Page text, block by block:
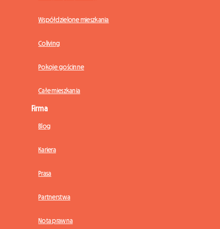
Współdzielone mieszkania
Coliving
Pokoje gościnne
Całe mieszkania
Firma
Blog
Kariera
Prasa
Partnerstwa
Nota prawna